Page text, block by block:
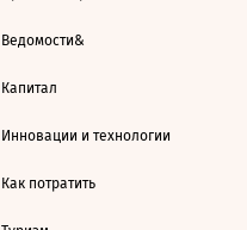
Ведомости&
Капитал
Инновации и технологии
Как потратить